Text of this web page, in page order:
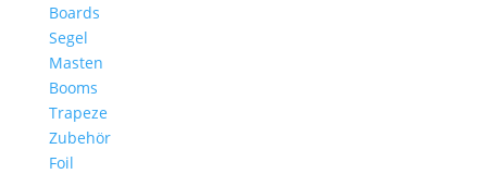
Boards
Segel
Masten
Booms
Trapeze
Zubehör
Foil